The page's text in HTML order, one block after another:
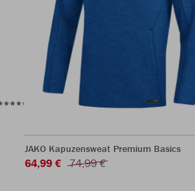
JAKO Kapuzensweat Premium Basics
64,99 € 74,99 €